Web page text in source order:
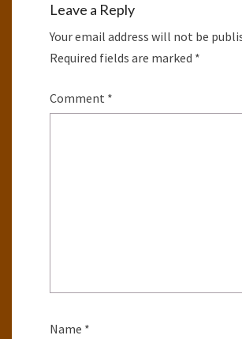
Leave a Reply
Your email address will not be
Required fields are marked *
Comment *
Name *